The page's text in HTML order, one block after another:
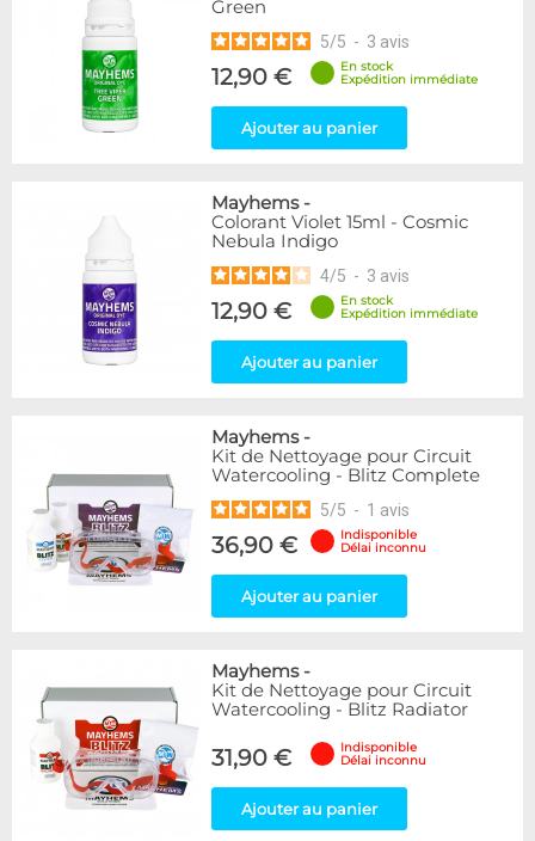
Green
5/5 - 3 avis
12,90 €
En stock
Expédition immédiate
Ajouter au panier
Mayhems-
Colorant Violet 15ml - Cosmic
Nebula Indigo
4/5 - 3 avis
12,90 €
En stock
Expédition immédiate
Ajouter au panier
Mayhems-
Kit de Nettoyage pour Circuit
Watercooling - Blitz Complete
5/5 - 1 avis
36,90 €
Indisponible
Délai inconnu
Ajouter au panier
Mayhems-
Kit de Nettoyage pour Circuit
Watercooling - Blitz Radiator
31,90 €
Indisponible
Délai inconnu
Ajouter au panier